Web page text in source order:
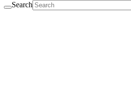
Search